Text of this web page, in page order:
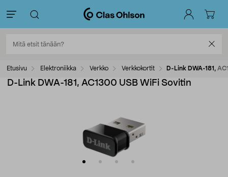
Etusivu Elektroniikka Verkko Verkkokortit D-Link DWA-181,
D-Link DWA-181, AC1300 USB WiFi Sovitin